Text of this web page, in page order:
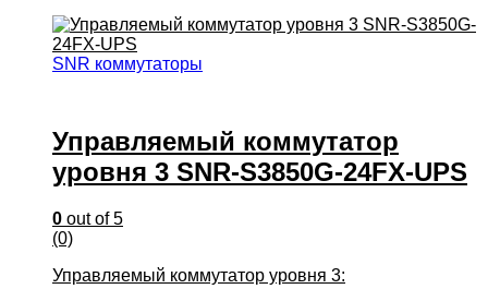
SNR коммутаторы
Управляемый коммутатор
уровня 3 SNR-S3850G-24FX-UPS
0 out of 5
(0)
Управляемый коммутатор уровня 3: